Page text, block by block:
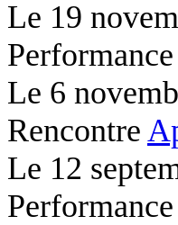
Le 19
Performance
Le 6
Rencontre
Le 12